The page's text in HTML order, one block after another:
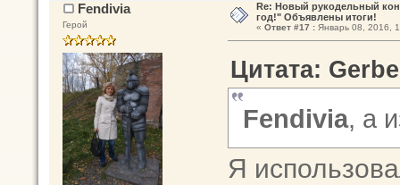
Fendivia
Герой
Re: Новый рукодельный
год!" Объявлены итоги!
« Ответ #17 :Январь 08, 2016,
Цитата:
Fendivia, а
Я